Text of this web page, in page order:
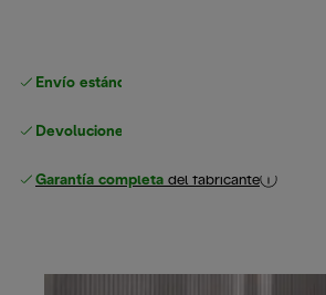
Envío estándar gratuito
Devoluciones gratuitas
Garantía completa del fabricante